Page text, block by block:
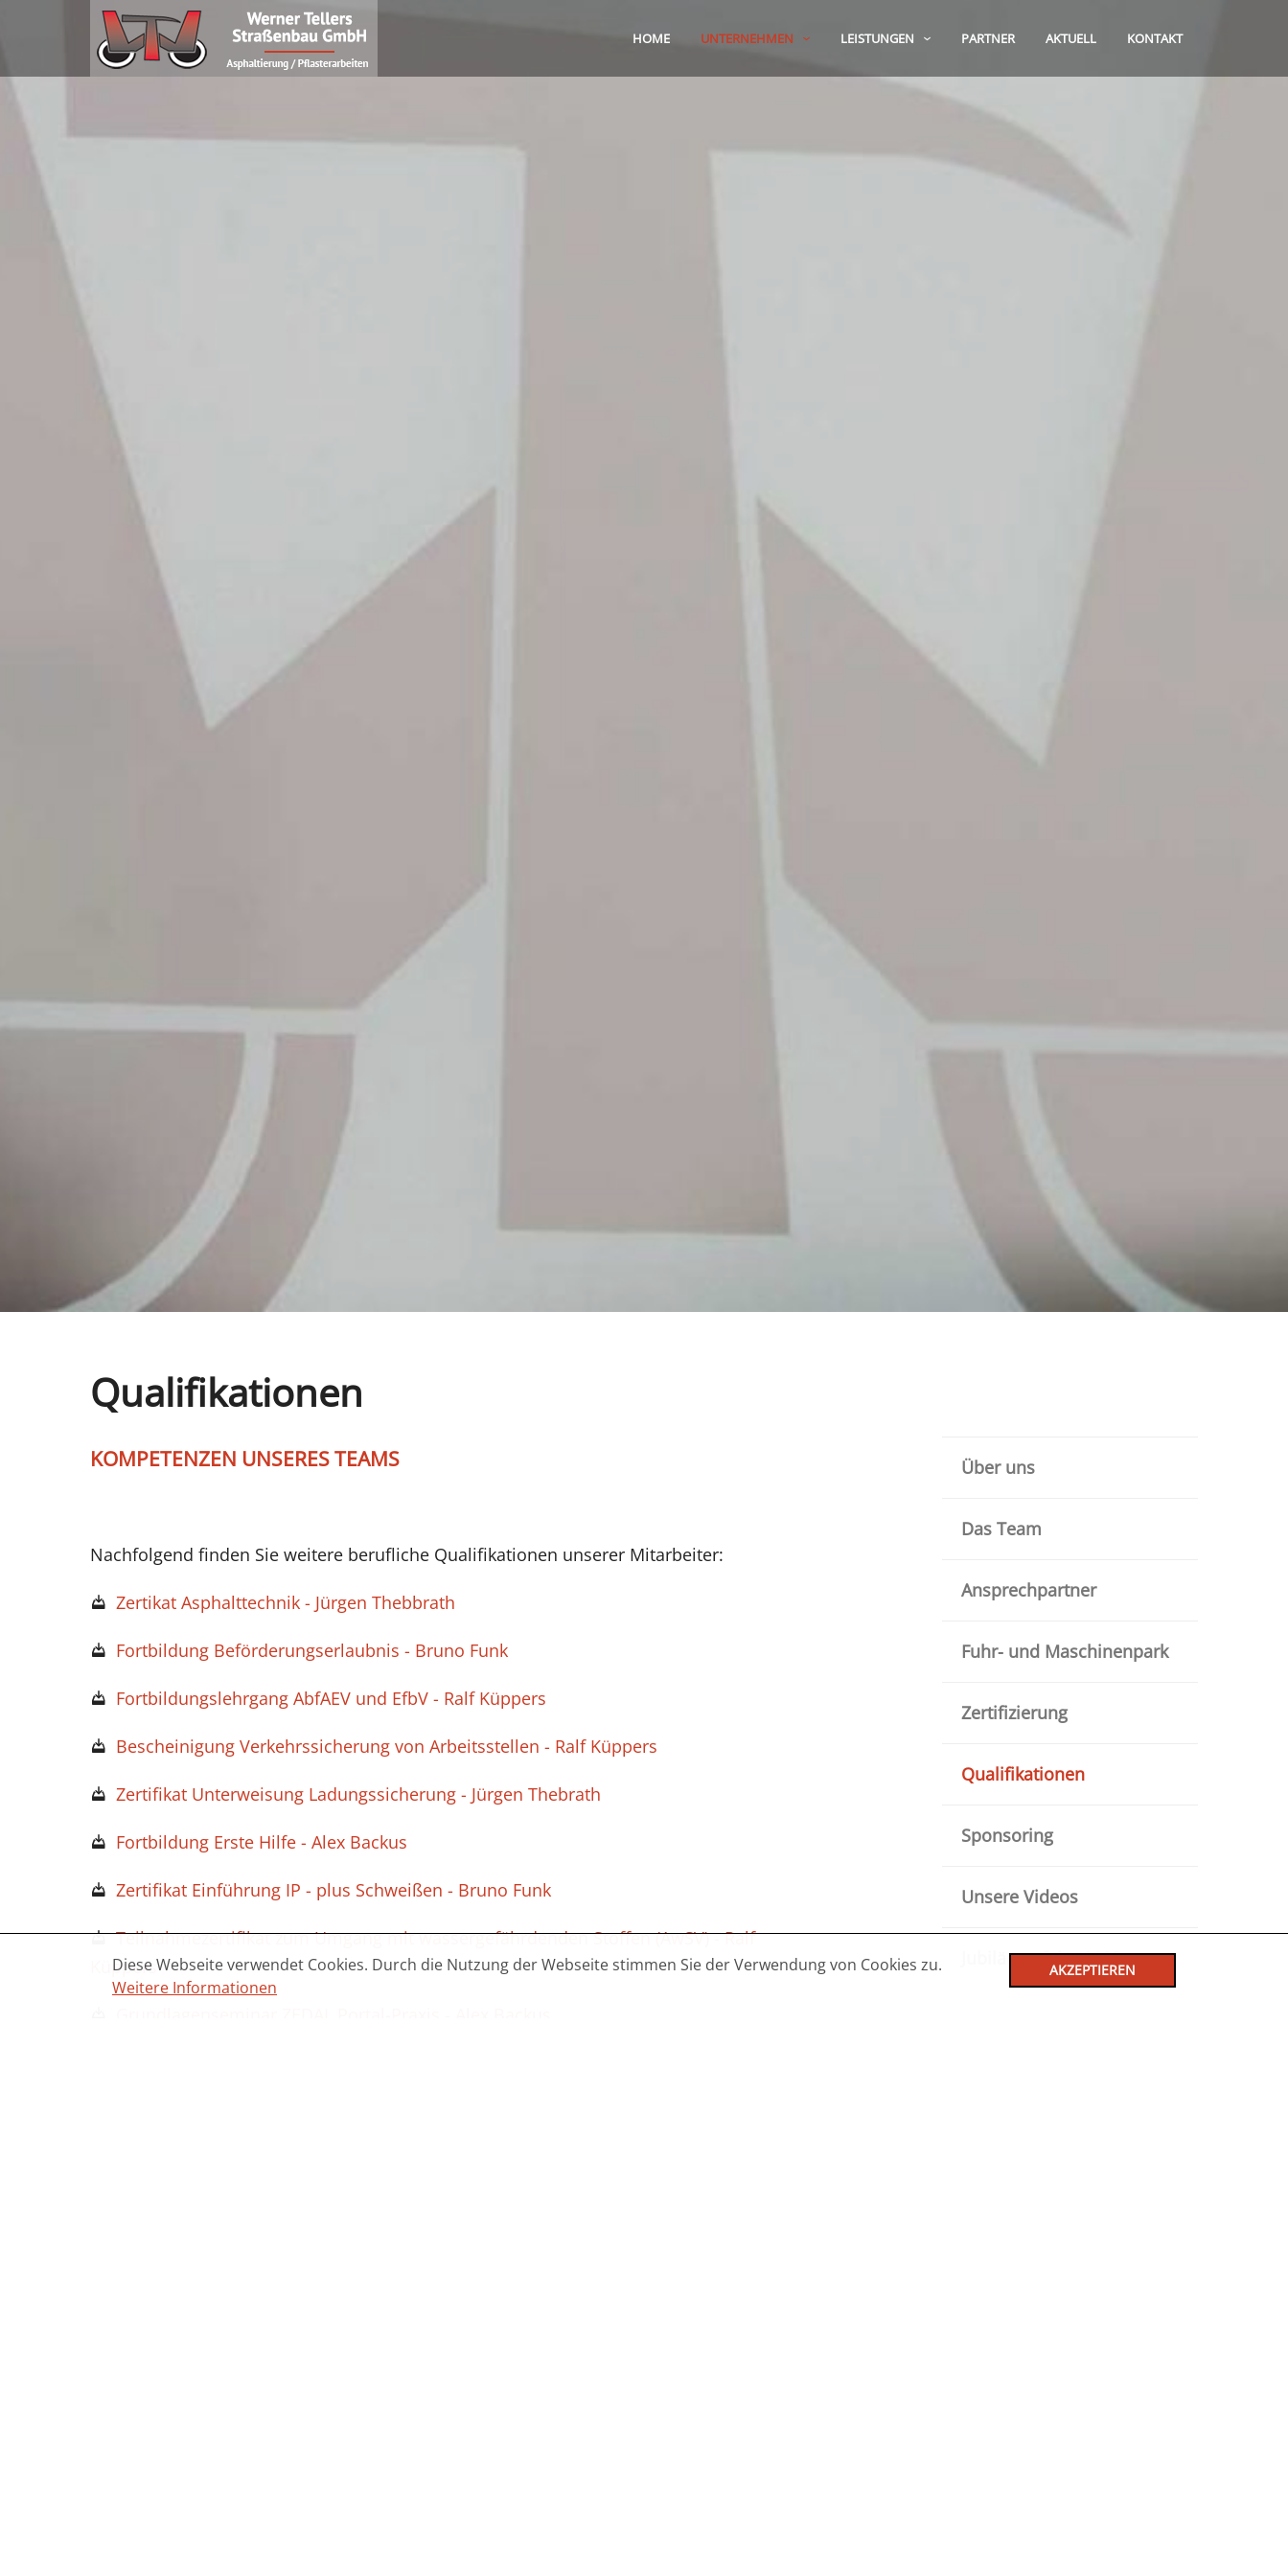
AKZEPTIEREN
Diese Webseite verwendet Cookies. Durch die Nutzung der Webseite stimmen Sie der Verwendung von Cookies zu.
Weitere Informationen
HOME UNTERNEHMEN LEISTUNGEN PARTNER AKTUELL KONTAKT
Qualifikationen
KOMPETENZEN UNSERES TEAMS
Nachfolgend finden Sie weitere berufliche Qualifikationen unserer Mitarbeiter:
Zertikat Asphalttechnik - Jürgen Thebbrath
Fortbildung Beförderungserlaubnis - Bruno Funk
Fortbildungslehrgang AbfAEV und EfbV - Ralf Küppers
Bescheinigung Verkehrssicherung von Arbeitsstellen - Ralf Küppers
Zertifikat Unterweisung Ladungssicherung - Jürgen Thebrath
Fortbildung Erste Hilfe - Alex Backus
Zertifikat Einführung IP - plus Schweißen - Bruno Funk
Teilnahmezertifikat zum Umgang mit wassergefährdenden Stoffen (AwSV) - Ralf
Küppers
Über uns
Das Team
Ansprechpartner
Fuhr- und Maschinenpark
Zertifizierung
Qualifikationen
Sponsoring
Unsere Videos
Jubiläumsfeier 2023